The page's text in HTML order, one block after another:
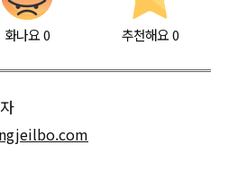
화나요0 추천해요 0